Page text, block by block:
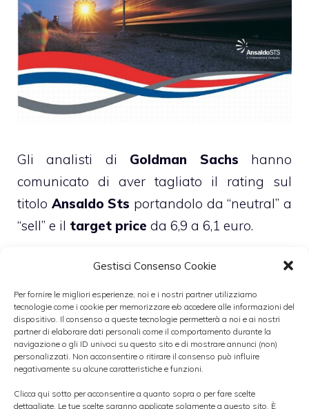
Gestisci Consenso Cookie
Per fornire le migliori esperienze, noi e i nostri partner utilizziamo
tecnologie come i cookie per memorizzare e/o accedere alle informazioni del
dispositivo. Il consenso a queste tecnologie permetterà a noi e ai nostri
partner di elaborare dati personali come il comportamento durante la
navigazione o gli ID univoci su questo sito e di mostrare annunci (non)
personalizzati. Non acconsentire o ritirare il consenso può influire
negativamente su alcune caratteristiche e funzioni.
Clicca qui sotto per acconsentire a quanto sopra o per fare scelte
dettagliate. Le tue scelte saranno applicate solamente a questo sito. È
Gli analisti di Goldman Sachs hanno
comunicato di aver tagliato il rating sul
titolo Ansaldo Sts portandolo da “neutral” a
“sell” e il target price da 6,9 a 6,1 euro.
Gli esperti della banca d’affari statunitense,
dunque,consigliano di fatto agli
investitori di vendere le azioni Ansaldo Sts
attualmente detenute in portafoglio, in
quanto la società risulta particolarmente
esposta al difficile contesto competitivo delle
società europee specializzate nei beni